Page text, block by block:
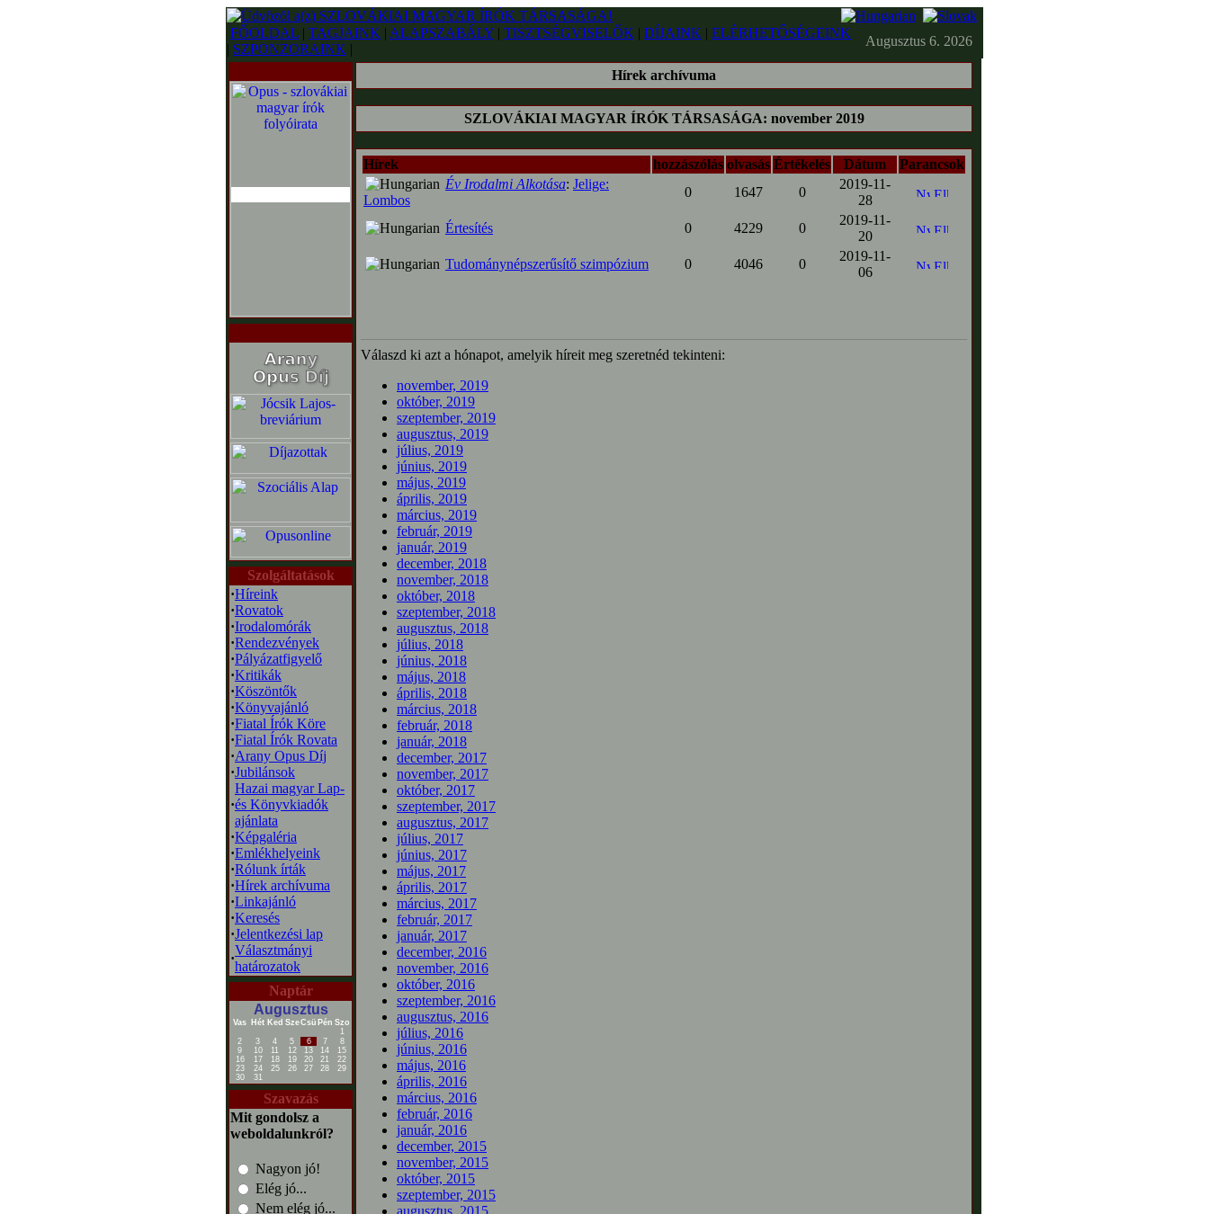
FŐOLDAL | TAGJAINK | ALAPSZABÁLY | TISZTSÉGVISELŐK | DÍJAINK | ELÉRHETŐSÉGEINK
| SZPONZORAINK |
Augusztus 6. 2026
Szolgáltatások
·Híreink
·Rovatok
·Irodalomórák
·Rendezvények
·Pályázatfigyelő
·Kritikák
·Köszöntők
·Könyvajánló
·Fiatal Írók Köre
·Fiatal Írók Rovata
·Arany Opus Díj
·Jubilánsok
·
Hazai magyar Lap-
és Könyvkiadók
ajánlata
·Képgaléria
·Emlékhelyeink
·Rólunk írták
·Hírek archívuma
·Linkajánló
·Keresés
·Jelentkezési lap
·
Választmányi
határozatok
Naptár
Augusztus
Vas Hét Ked SzeCsü Pén Szo
1
2
3 4 5 6 7
8
9
10 11 12 13 14
15
16
17 18 19 20 21
22
23
24 25 26 27 28
29
30
31
Szavazás
Mit gondolsz a
weboldalunkról?
Nagyon jó!
Elég jó...
Nem elég jó...
Hírek archívuma
SZLOVÁKIAI MAGYAR ÍRÓK TÁRSASÁGA: november 2019
Hírek hozzászólás olvasás Értékelés Dátum
Parancsok
Év Irodalmi Alkotása: Jelige:
Lombos
0 1647 0
2019-11-
28
Értesítés
0 4229 0
2019-11-
20
Tudománynépszerűsítő szimpózium
0 4046 0
2019-11-
06
Válaszd ki azt a hónapot, amelyik híreit meg szeretnéd tekinteni:
november, 2019
október, 2019
szeptember, 2019
augusztus, 2019
július, 2019
június, 2019
május, 2019
április, 2019
március, 2019
február, 2019
január, 2019
december, 2018
november, 2018
október, 2018
szeptember, 2018
augusztus, 2018
július, 2018
június, 2018
május, 2018
április, 2018
március, 2018
február, 2018
január, 2018
december, 2017
november, 2017
október, 2017
szeptember, 2017
augusztus, 2017
július, 2017
június, 2017
május, 2017
április, 2017
március, 2017
február, 2017
január, 2017
december, 2016
november, 2016
október, 2016
szeptember, 2016
augusztus, 2016
július, 2016
június, 2016
május, 2016
április, 2016
március, 2016
február, 2016
január, 2016
december, 2015
november, 2015
október, 2015
szeptember, 2015
augusztus, 2015